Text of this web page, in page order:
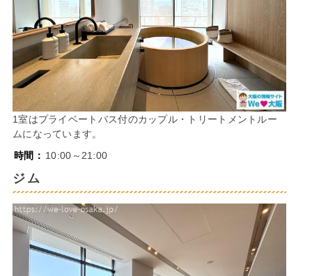
1室はプライベートバス付のカップル・トリートメントルー
ムになっています。
時間： 10:00～21:00
ジム